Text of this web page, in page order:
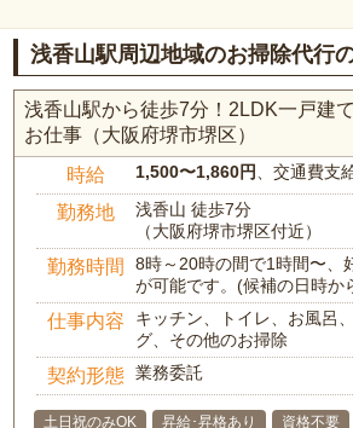
浅香山駅周辺地域のお掃除代行
浅香山駅から徒歩7分！2LDK一戸建
お仕事（大阪府堺市堺区）
時給 1,500〜1,860円、交通費支
勤務地
浅香山 徒歩7分
（大阪府堺市堺区付近）
勤務時間
8時～20時の間で1時間〜、
が可能です。(候補の日時か
仕事内容
キッチン、トイレ、お風呂
グ、その他のお掃除
契約形態 業務委託
土日祝のみOK 昇給･昇格あり 資格不要